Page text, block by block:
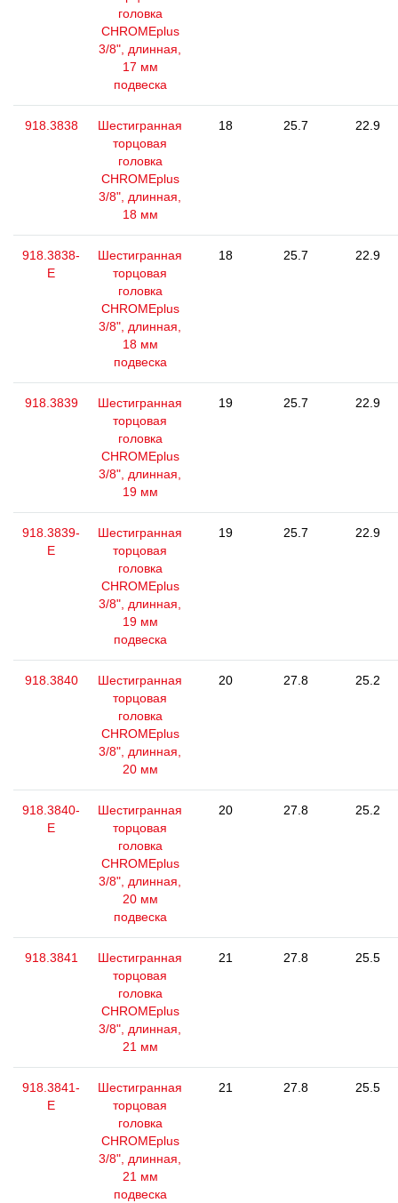
головка
CHROMEplus
3/8", длинная,
17 мм
подвеска
918.3838
Шестигранная
торцовая
головка
CHROMEplus
3/8", длинная,
18 мм
18 25.7 22.9
918.3838-
E
Шестигранная
торцовая
головка
CHROMEplus
3/8", длинная,
18 мм
подвеска
18 25.7 22.9
918.3839
Шестигранная
торцовая
головка
CHROMEplus
3/8", длинная,
19 мм
19 25.7 22.9
918.3839-
E
Шестигранная
торцовая
головка
CHROMEplus
3/8", длинная,
19 мм
подвеска
19 25.7 22.9
918.3840
Шестигранная
торцовая
головка
CHROMEplus
3/8", длинная,
20 мм
20 27.8 25.2
918.3840-
E
Шестигранная
торцовая
головка
CHROMEplus
3/8", длинная,
20 мм
подвеска
20 27.8 25.2
918.3841
Шестигранная
торцовая
головка
CHROMEplus
3/8", длинная,
21 мм
21 27.8 25.5
918.3841-
E
Шестигранная
торцовая
головка
CHROMEplus
3/8", длинная,
21 мм
подвеска
21 27.8 25.5